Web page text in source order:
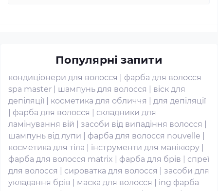
Популярні запити
кондиціонери для волосся
фарба для волосся
spa master
шампунь для волосся
віск для
депіляції
косметика для обличчя
для депіляції
фарба для волосся
складники для
ламінування вій
засоби від випадіння волосся
шампунь від лупи
фарба для волосся nouvelle
косметика для тіла
інструменти для манікюру
фарба для волосся matrix
фарба для брів
спреї
для волосся
сироватка для волосся
засоби для
укладання брів
маска для волосся
ing фарба